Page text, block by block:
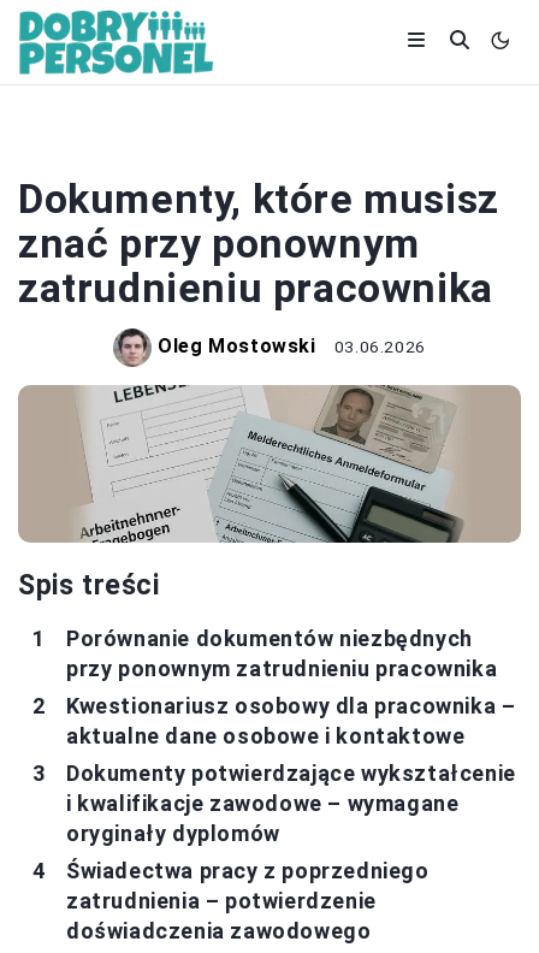
Dokumenty, które musisz
znać przy ponownym
zatrudnieniu pracownika
Oleg Mostowski 03.06.2026
Spis treści
Porównanie dokumentów niezbędnych
przy ponownym zatrudnieniu pracownika
Kwestionariusz osobowy dla pracownika –
aktualne dane osobowe i kontaktowe
Dokumenty potwierdzające wykształcenie
i kwalifikacje zawodowe – wymagane
oryginały dyplomów
Świadectwa pracy z poprzedniego
zatrudnienia – potwierdzenie
doświadczenia zawodowego